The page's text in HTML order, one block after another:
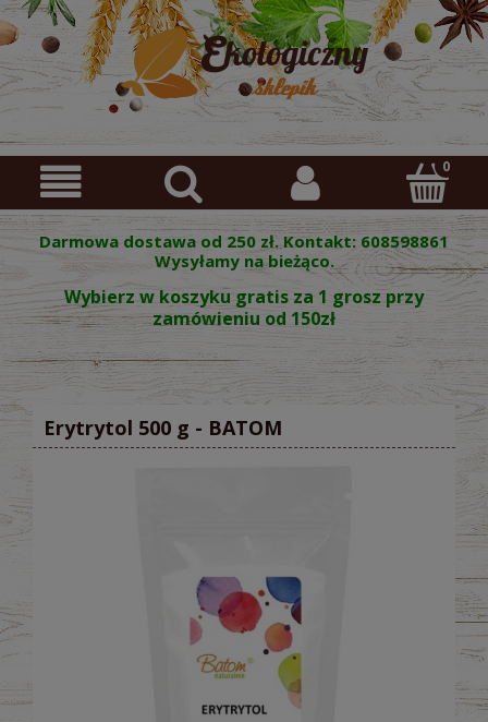
Darmowa dostawa od 250 zł. Kontakt: 608598861
Wysyłamy na bieżąco.
Wybierz w koszyku gratis za 1 grosz przy
zamówieniu od 150zł
Erytrytol 500 g - BATOM